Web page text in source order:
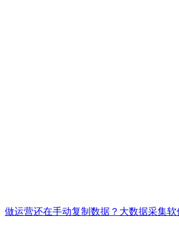
做运营还在手动复制数据？大数据采集软